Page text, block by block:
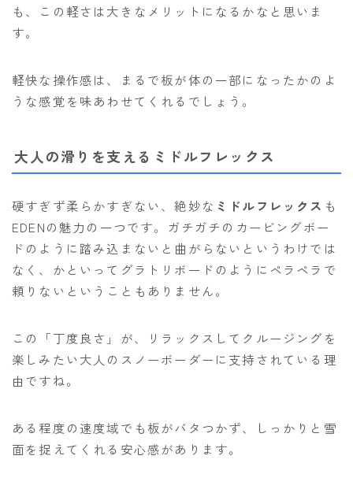
も、この軽さは大きなメリットになるかなと思いま
す。
軽快な操作感は、まるで板が体の一部になったかのよ
うな感覚を味あわせてくれるでしょう。
大人の滑りを支えるミドルフレックス
硬すぎず柔らかすぎない、絶妙な ミドルフレックス も
EDENの魅力の一つです。ガチガチのカービングボー
ドのように踏み込まないと曲がらないというわけでは
なく、かといってグラトリボードのようにペラペラで
頼りないということもありません。
この「丁度良さ」が、リラックスしてクルージングを
楽しみたい大人のスノーボーダーに支持されている理
由ですね。
ある程度の速度域でも板がバタつかず、しっかりと雪
面を捉えてくれる安心感があります。